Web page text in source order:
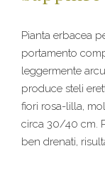
Pianta erbacea
portamento
leggermente
produce steli
fiori rosa-lilla,
circa 30/40 cm.
ben drenati,